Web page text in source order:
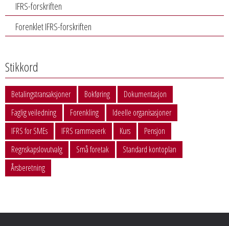
IFRS-forskriften
Forenklet IFRS-forskriften
Stikkord
Betalingstransaksjoner Bokføring
Dokumentasjon
Faglig veiledning
Forenkling
Ideelle organisasjoner
IFRS for SMEs
IFRS rammeverk Kurs
Pensjon
Regnskapslovutvalg
Små foretak
Standard kontoplan
Årsberetning